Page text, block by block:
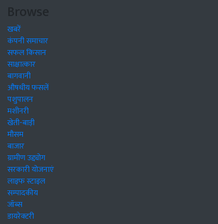
Browse
खबरें
कंपनी समाचार
सफल किसान
साक्षात्कार
बागवानी
औषधीय फसलें
पशुपालन
मशीनरी
खेती-बाड़ी
मौसम
बाजार
ग्रामीण उद्द्योग
सरकारी योजनाएं
लाइफ स्टाइल
सम्पादकीय
जॉब्स
डायरेक्टरी